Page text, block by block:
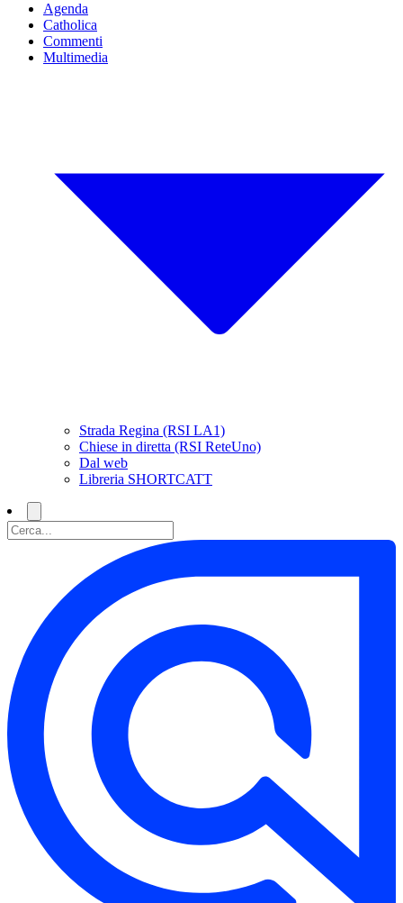
Agenda
Catholica
Commenti
Multimedia
Strada Regina (RSI LA1)
Chiese in diretta (RSI ReteUno)
Dal web
Libreria SHORTCATT